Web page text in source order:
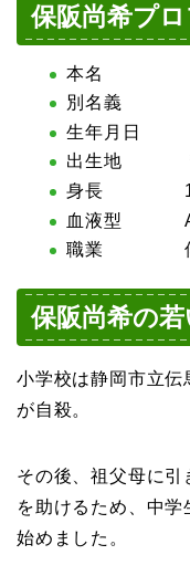
保阪尚希プ
本名 保
別名義 保
生年月日
出生地 静
身長
血液型 A
職業 俳優
保阪尚希の
小学校は静岡市立伝
が自殺。
その後、祖父母に
を助けるため、中
始めました。